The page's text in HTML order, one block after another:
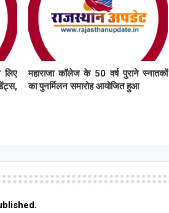
लिए
महाराजा कॉलेज के 50 वर्ष पुराने स्नातकों
का पुनर्मिलन समारोह आयोजित हुआ